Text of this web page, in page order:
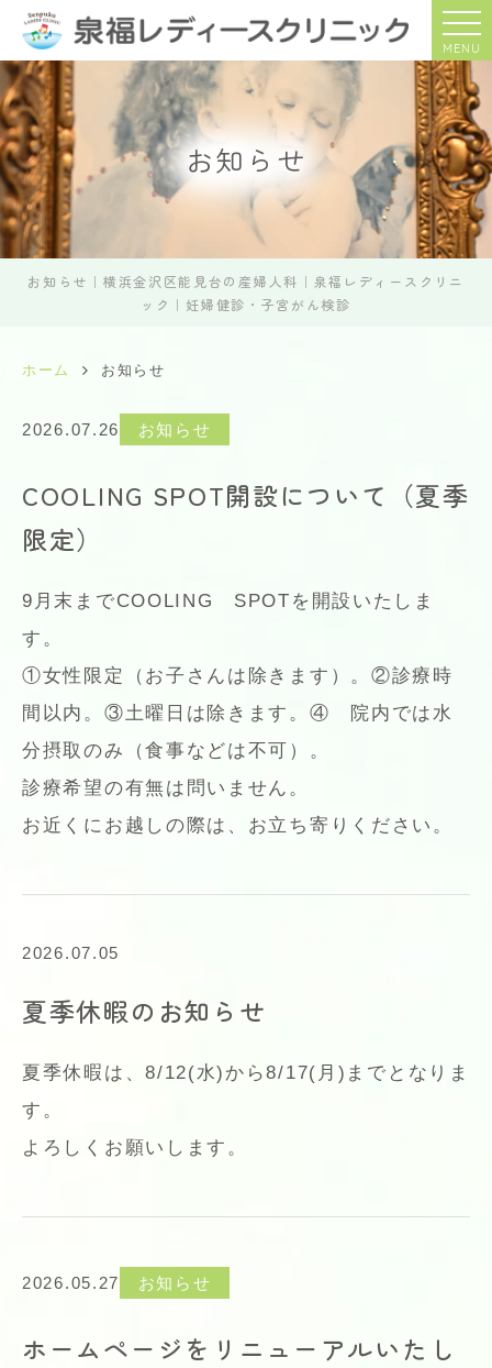
MENU
お知らせ
お知らせ｜横浜金沢区能見台の産婦人科｜泉福レディースクリニ
ック｜妊婦健診・子宮がん検診
ホーム お知らせ
2026.07.26 お知らせ
COOLING SPOT開設について（夏季
限定）
9月末までCOOLING SPOTを開設いたしま
す。
①女性限定（お子さんは除きます）。②診療時
間以内。③土曜日は除きます。④ 院内では水
分摂取のみ（食事などは不可）。
診療希望の有無は問いません。
お近くにお越しの際は、お立ち寄りください。
2026.07.05
夏季休暇のお知らせ
夏季休暇は、8/12(水)から8/17(月)までとなりま
す。
よろしくお願いします。
2026.05.27 お知らせ
ホームページをリニューアルいたし